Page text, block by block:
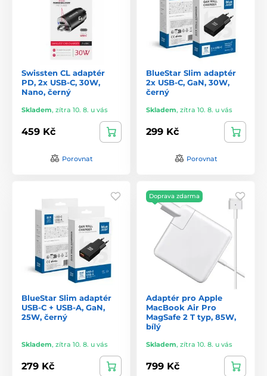
Swissten CL adaptér
PD, 2x USB-C, 30W,
Nano, černý
Skladem, zítra 10. 8. u vás
459 Kč
Porovnat
BlueStar Slim adaptér
2x USB-C, GaN, 30W,
černý
Skladem, zítra 10. 8. u vás
299 Kč
Porovnat
BlueStar Slim adaptér
USB-C + USB-A, GaN,
25W, černý
Skladem, zítra 10. 8. u vás
279 Kč
Doprava zdarma
Adaptér pro Apple
MacBook Air Pro
MagSafe 2 T typ, 85W,
bílý
Skladem, zítra 10. 8. u vás
799 Kč